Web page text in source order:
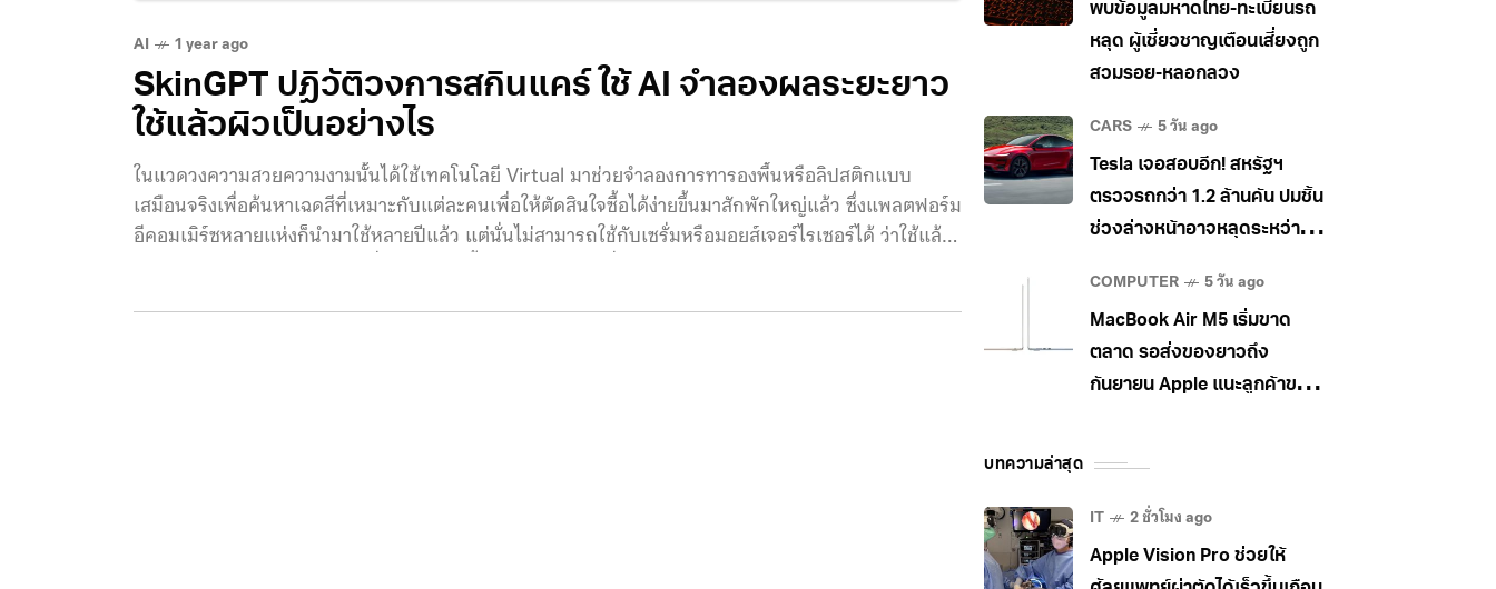
AI 1 year ago
SkinGPT ปฏิวัติวงการสกินแคร์ ใช้ AI จำลองผลระยะยาว
ใช้แล้วผิวเป็นอย่างไร
ในแวดวงความสวยความงามนั้นได้ใช้เทคโนโลยี Virtual มาช่วยจำลองการทารองพื้นหรือลิปสติกแบบ
เสมือนจริงเพื่อค้นหาเฉดสีที่เหมาะกับแต่ละคนเพื่อให้ตัดสินใจซื้อได้ง่ายขึ้นมาสักพักใหญ่แล้ว ซึ่งแพลตฟอร์ม
อีคอมเมิร์ซหลายแห่งก็นำมาใช้หลายปีแล้ว แต่นั่นไม่สามารถใช้กับเซรั่มหรือมอยส์เจอร์ไรเซอร์ได้ ว่าใช้แล้ว
พบข้อมูลมหาดไทย-ทะเบียนรถ
หลุด ผู้เชี่ยวชาญเตือนเสี่ยงถูก
สวมรอย-หลอกลวง
CARS 5 วัน ago
Tesla เจอสอบอีก! สหรัฐฯ
ตรวจรถกว่า 1.2 ล้านคัน ปมชิ้น
ช่วงล่างหน้าอาจหลุดระหว่าง
COMPUTER 5 วัน ago
MacBook Air M5 เริ่มขาด
ตลาด รอส่งของยาวถึง
กันยายน Apple แนะลูกค้าขยับ
บทความล่าสุด
IT 2 ชั่วโมง ago
Apple Vision Pro ช่วยให้